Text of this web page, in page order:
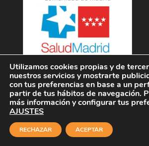
Ver fichas de centros autorizados
Tatamientos Psicológicos
Utilizamos cookies propias y de
nuestros servicios y mostrarte
con tus preferencias en base a un
partir de tus hábitos de navegación.
más información y configurar tus
AJUSTES
ACEPTAR
RECHAZAR